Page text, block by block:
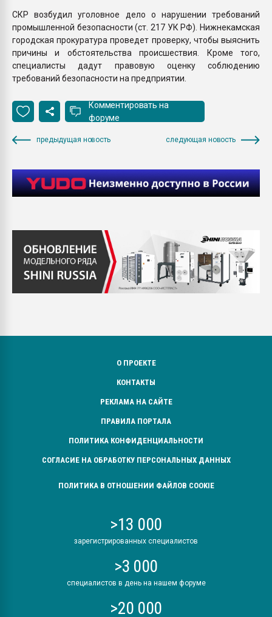
СКР возбудил уголовное дело о нарушении требований
промышленной безопасности (ст. 217 УК РФ). Нижнекамская
городская прокуратура проведет проверку, чтобы выяснить
причины и обстоятельства происшествия. Кроме того,
специалисты дадут правовую оценку соблюдению
требований безопасности на предприятии.
Комментировать на
форуме
предыдущая новость следующая новость
О ПРОЕКТЕ
КОНТАКТЫ
РЕКЛАМА НА САЙТЕ
ПРАВИЛА ПОРТАЛА
ПОЛИТИКА КОНФИДЕНЦИАЛЬНОСТИ
СОГЛАСИЕ НА ОБРАБОТКУ ПЕРСОНАЛЬНЫХ ДАННЫХ
ПОЛИТИКА В ОТНОШЕНИИ ФАЙЛОВ COOKIE
>13 000
зарегистрированных специалистов
>3 000
специалистов в день на нашем форуме
>20 000